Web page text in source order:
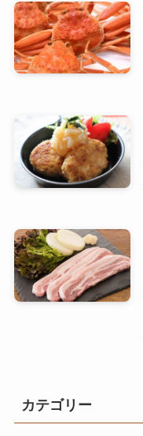
カテゴリー